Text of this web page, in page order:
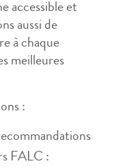
accessible et
aussi de
à chaque
meilleures
:
FALC :